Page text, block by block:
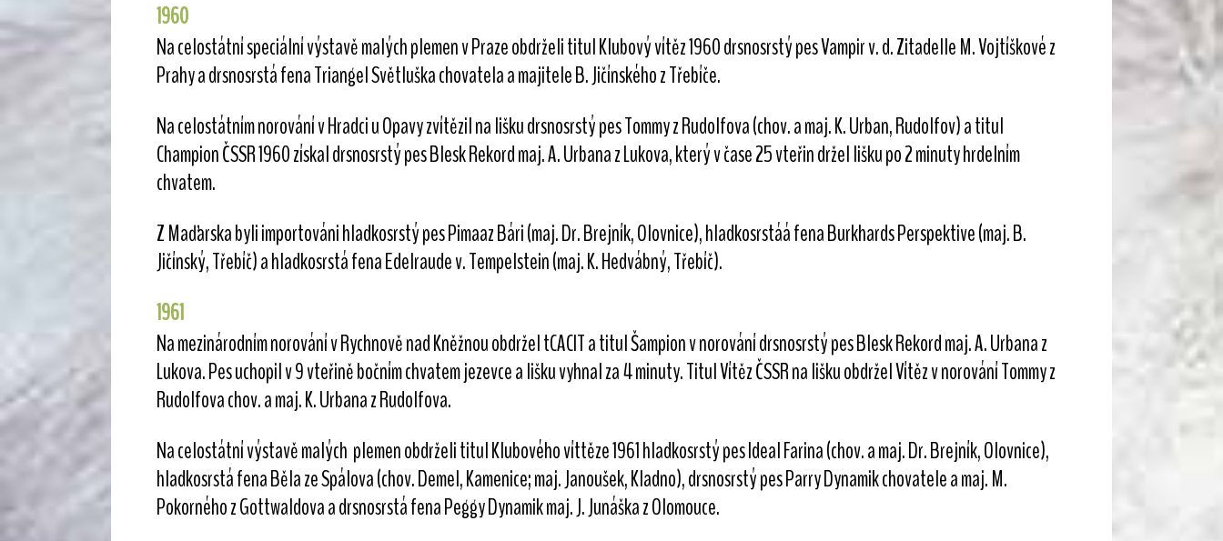
1960
Na celostátní speciální výstavě malých plemen v Praze obdrželi titul Klubový vítěz 1960 drsnosrstý pes Vampir v. d. Zitadelle M. Vojtíškové z
Prahy a drsnosrstá fena Triangel Světluška chovatela a majitele B. Jičínského z Třebíče.
Na celostátním norování v Hradci u Opavy zvítězil na lišku drsnosrstý pes Tommy z Rudolfova (chov. a maj. K. Urban, Rudolfov) a titul
Champion ČSSR 1960 získal drsnosrstý pes Blesk Rekord maj. A. Urbana z Lukova, který v čase 25 vteřin držel lišku po 2 minuty hrdelním
chvatem.
Z Maďarska byli importováni hladkosrstý pes Pimaaz Bári (maj. Dr. Brejník, Olovnice), hladkosrstáá fena Burkhards Perspektive (maj. B.
Jičínský, Třebíč) a hladkosrstá fena Edelraude v. Tempelstein (maj. K. Hedvábný, Třebíč).
1961
Na mezinárodním norování v Rychnově nad Kněžnou obdržel tCACIT a titul Šampion v norování drsnosrstý pes Blesk Rekord maj. A. Urbana z
Lukova. Pes uchopil v 9 vteřině bočním chvatem jezevce a lišku vyhnal za 4 minuty. Titul Vítěz ČSSR na lišku obdržel Vítěz v norování Tommy z
Rudolfova chov. a maj. K. Urbana z Rudolfova.
Na celostátní výstavě malých plemen obdrželi titul Klubového víttěze 1961 hladkosrstý pes Ideal Farina (chov. a maj. Dr. Brejník, Olovnice),
hladkosrstá fena Běla ze Spálova (chov. Demel, Kamenice; maj. Janoušek, Kladno), drsnosrstý pes Parry Dynamik chovatele a maj. M.
Pokorného z Gottwaldova a drsnosrstá fena Peggy Dynamik maj. J. Junáška z Olomouce.